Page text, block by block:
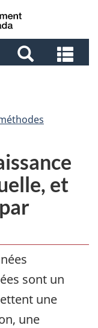
et
et
sont un
une
une